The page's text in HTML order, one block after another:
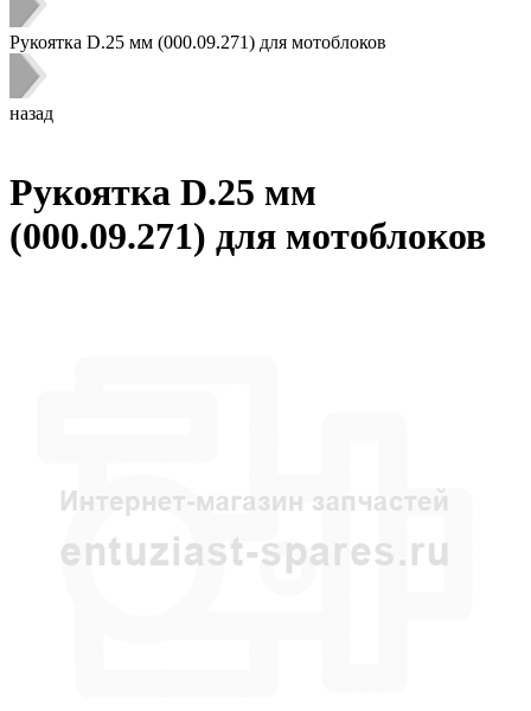
Рукоятка D.25 мм (000.09.271) для мотоблоков
назад
Рукоятка D.25 мм
(000.09.271) для мотоблоков